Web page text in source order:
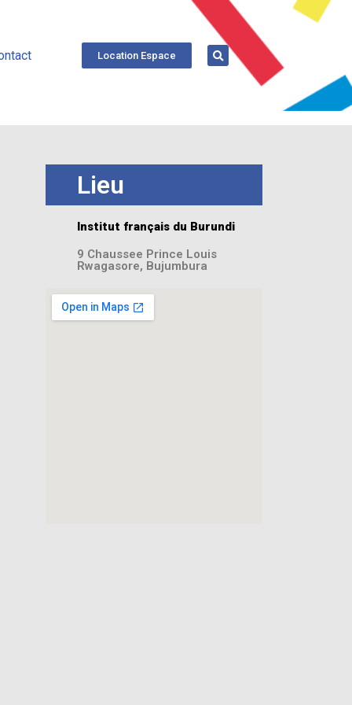
Location Espace
Lieu
Institut français du Burundi
9 Chaussee Prince Louis
Rwagasore, Bujumbura